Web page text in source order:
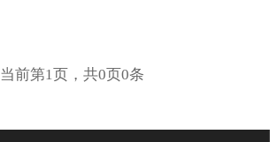
当前第1页，共0页0条